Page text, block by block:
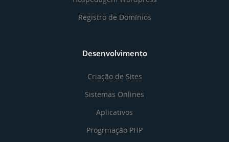
Registro de Domínios
Desenvolvimento
Criação de Sites
Sistemas Onlines
Aplicativos
Progrmação PHP